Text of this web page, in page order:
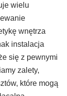
wielu
wnętrza
instalacja
się z pewnymi
zalety,
które mogą